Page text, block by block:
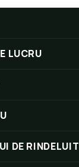
LUCRU
DE RINDELUIT